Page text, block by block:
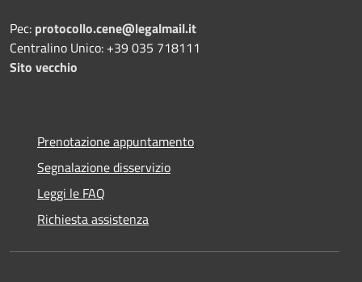
Pec: protocollo.cene@legalmail.it
Centralino Unico: +39 035 718111
Sito vecchio
Prenotazione appuntamento
Segnalazione disservizio
Leggi le FAQ
Richiesta assistenza